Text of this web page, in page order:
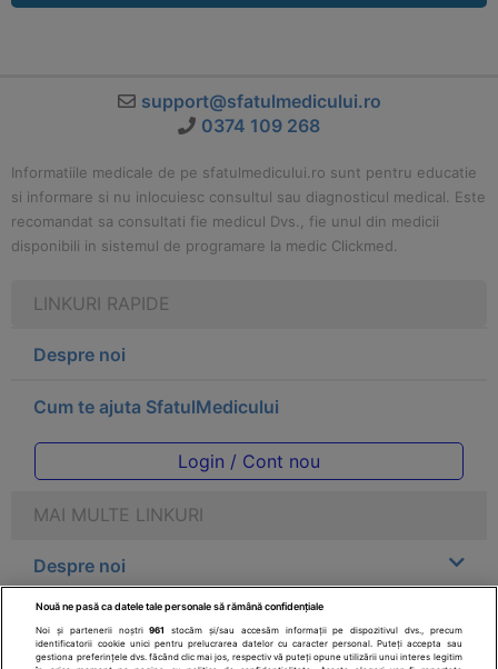
support@sfatulmedicului.ro
0374 109 268
Informatiile medicale de pe sfatulmedicului.ro sunt pentru educatie
si informare si nu inlocuiesc consultul sau diagnosticul medical. Este
recomandat sa consultati fie medicul Dvs., fie unul din medicii
disponibili in sistemul de programare la medic Clickmed.
LINKURI RAPIDE
Despre noi
Cum te ajuta SfatulMedicului
Login / Cont nou
MAI MULTE LINKURI
Despre noi
Legal
Nouă ne pasă ca datele tale personale să rămână confidențiale
Noi și partenerii noștri961
stocăm și/sau accesăm informații pe dispozitivul dvs., precum
identificatorii cookie unici pentru prelucrarea datelor cu caracter personal. Puteți accepta sau
gestiona preferințele dvs. făcând clic mai jos, respectiv vă puteți opune utilizării unui interes legitim